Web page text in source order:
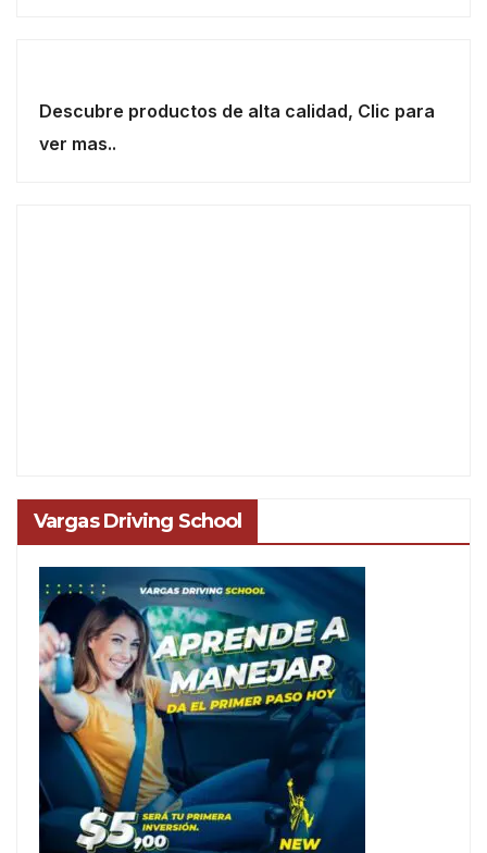
Descubre productos de alta calidad, Clic para
ver mas..
Vargas Driving School